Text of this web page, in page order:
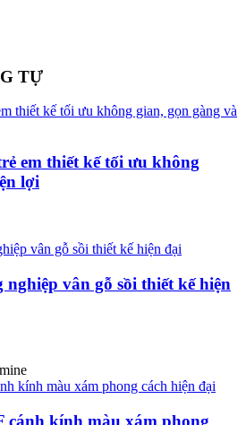
TỰ
em thiết kế tối ưu không
lợi
nghiệp vân gỗ sồi thiết kế hiện
cánh kính màu xám phong